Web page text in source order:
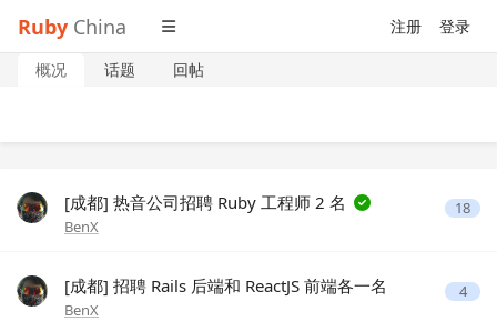
Ruby China 注册 登录
概况 话题 回帖
[成都] 热音公司招聘 Ruby 工程师 2 名
BenX
18
[成都] 招聘 Rails 后端和 ReactJS 前端各一名
BenX
4